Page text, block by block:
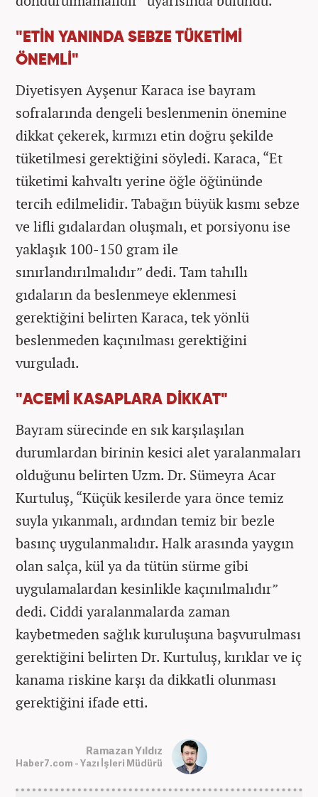
"ETİN YANINDA SEBZE TÜKETİMİ
ÖNEMLİ"
Diyetisyen Ayşenur Karaca ise bayram
sofralarında dengeli beslenmenin önemine
dikkat çekerek, kırmızı etin doğru şekilde
tüketilmesi gerektiğini söyledi. Karaca, “Et
tüketimi kahvaltı yerine öğle öğününde
tercih edilmelidir. Tabağın büyük kısmı sebze
ve lifli gıdalardan oluşmalı, et porsiyonu ise
yaklaşık 100-150 gram ile
sınırlandırılmalıdır” dedi. Tam tahıllı
gıdaların da beslenmeye eklenmesi
gerektiğini belirten Karaca, tek yönlü
beslenmeden kaçınılması gerektiğini
vurguladı.
"ACEMİ KASAPLARA DİKKAT"
Bayram sürecinde en sık karşılaşılan
durumlardan birinin kesici alet yaralanmaları
olduğunu belirten Uzm. Dr. Sümeyra Acar
Kurtuluş, “Küçük kesilerde yara önce temiz
suyla yıkanmalı, ardından temiz bir bezle
basınç uygulanmalıdır. Halk arasında yaygın
olan salça, kül ya da tütün sürme gibi
uygulamalardan kesinlikle kaçınılmalıdır”
dedi. Ciddi yaralanmalarda zaman
kaybetmeden sağlık kuruluşuna başvurulması
gerektiğini belirten Dr. Kurtuluş, kırıklar ve iç
kanama riskine karşı da dikkatli olunması
gerektiğini ifade etti.
Ramazan Yıldız
Haber7.com - Yazı İşleri Müdürü